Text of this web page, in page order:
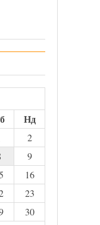
Нд
2
9
16
23
30